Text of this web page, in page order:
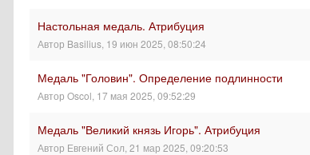
Настольная медаль. Атрибуция
Автор Basilius 19 июн 2025, 08:50:24
Медаль "Головин". Определение подлинности
Автор Oscol 17 мая 2025, 09:52:29
Медаль "Великий князь Игорь". Атрибуция
Автор Евгений Сол 21 мар 2025, 09:20:53